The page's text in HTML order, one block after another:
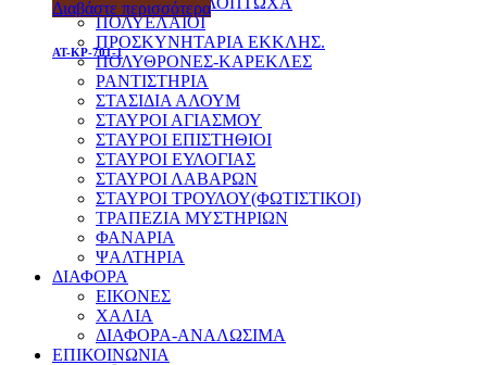
ΠΟΛΥΕΛΑΙΟΙ
ΠΡΟΣΚΥΝΗΤΑΡΙΑ ΕΚΚΛΗΣ.
ΠΟΛΥΘΡΟΝΕΣ-ΚΑΡΕΚΛΕΣ
ΡΑΝΤΙΣΤΗΡΙΑ
ΣΤΑΣΙΔΙΑ ΑΛΟΥΜ
ΣΤΑΥΡΟΙ ΑΓΙΑΣΜΟΥ
ΣΤΑΥΡΟΙ ΕΠΙΣΤΗΘΙΟΙ
ΣΤΑΥΡΟΙ ΕΥΛΟΓΙΑΣ
ΣΤΑΥΡΟΙ ΛΑΒΑΡΩΝ
ΣΤΑΥΡΟΙ ΤΡΟΥΛΟΥ(ΦΩΤΙΣΤΙΚΟΙ)
ΤΡΑΠΕΖΙΑ ΜΥΣΤΗΡΙΩΝ
ΦΑΝΑΡΙΑ
ΨΑΛΤΗΡΙΑ
ΔΙΑΦΟΡΑ
ΕΙΚΟΝΕΣ
ΧΑΛΙΑ
ΔΙΑΦΟΡΑ-ΑΝΑΛΩΣΙΜΑ
ΕΠΙΚΟΙΝΩΝΙΑ
Διαβάστε περισσότερα
AT-KP-701-1